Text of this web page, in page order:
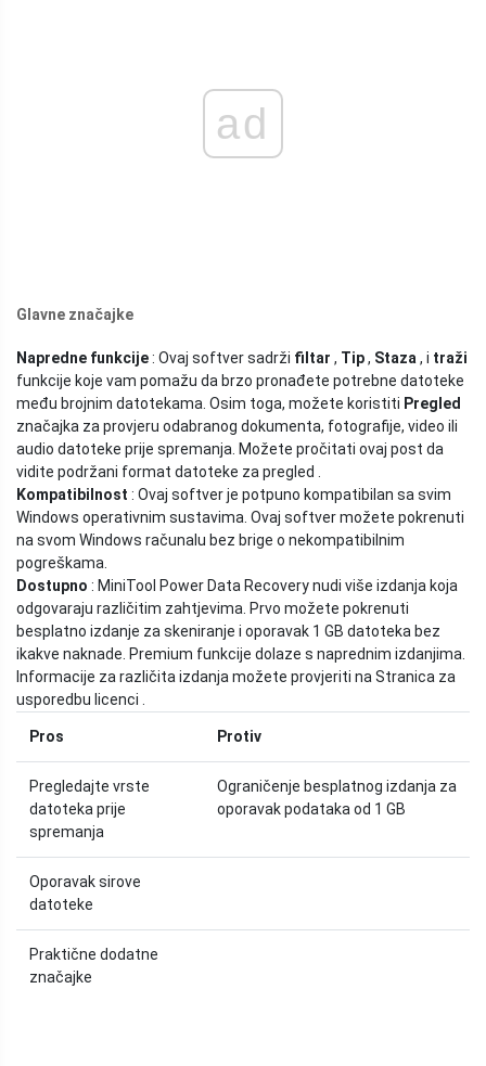
ad
Glavne značajke
Napredne funkcije: Ovaj softver sadrži filtar , Tip, Staza , i traži
funkcije koje vam pomažu da brzo pronađete potrebne datoteke
među brojnim datotekama. Osim toga, možete koristiti Pregled
značajka za provjeru odabranog dokumenta, fotografije, video ili
audio datoteke prije spremanja. Možete pročitati ovaj post da
vidite podržani format datoteke za pregled .
Kompatibilnost : Ovaj softver je potpuno kompatibilan sa svim
Windows operativnim sustavima. Ovaj softver možete pokrenuti
na svom Windows računalu bez brige o nekompatibilnim
pogreškama.
Dostupno : MiniTool Power Data Recovery nudi više izdanja koja
odgovaraju različitim zahtjevima. Prvo možete pokrenuti
besplatno izdanje za skeniranje i oporavak 1 GB datoteka bez
ikakve naknade. Premium funkcije dolaze s naprednim izdanjima.
Informacije za različita izdanja možete provjeriti na Stranica za
usporedbu licenci .
Pros Protiv
Pregledajte vrste
datoteka prije
spremanja
Ograničenje besplatnog izdanja za
oporavak podataka od 1 GB
Oporavak sirove
datoteke
Praktične dodatne
značajke